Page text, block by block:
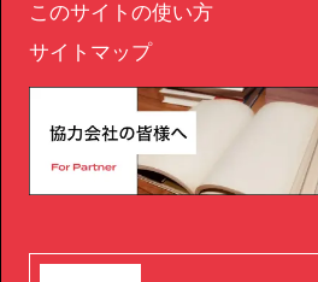
このサイトの使い方
サイトマップ